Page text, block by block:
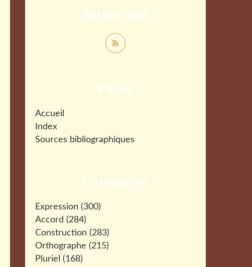
Catégories
Expression (300)
Accord (284)
Construction (283)
Orthographe (215)
Pluriel (168)
Pages
Accueil
Index
Sources bibliographiques
Suivez-moi